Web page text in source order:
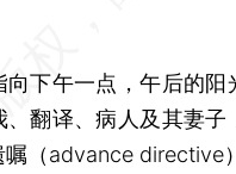
午一点，午后的阳
、翻译、病人及其妻子
嘱（advance directive